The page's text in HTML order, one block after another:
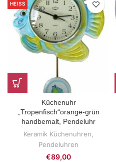
HEISS
Küchenuhr
„Tropenfisch“orange-grün
handbemalt, Pendeluhr
Keramik Küchenuhren
Pendeluhren
€89,00